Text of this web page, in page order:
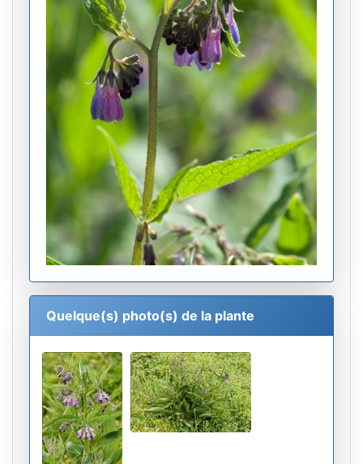
Quelque(s) photo(s) de la plante